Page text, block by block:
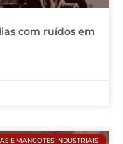
com ruídos em
E MANGOTES INDUSTRIAIS